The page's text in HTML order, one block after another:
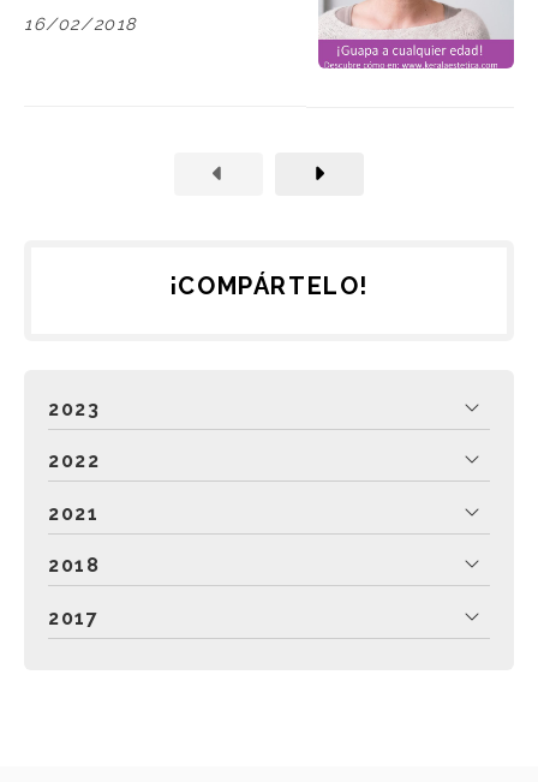
y radiante siempre
16/02/2018
¡COMPÁRTELO!
2023
2022
2021
2018
2017